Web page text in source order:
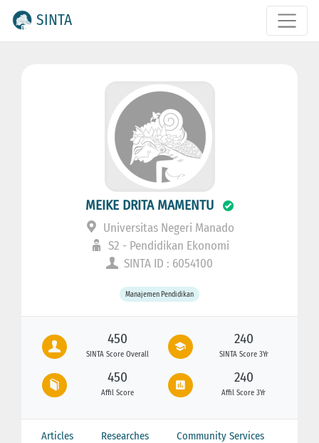
SINTA
MEIKE DRITA MAMENTU
Universitas Negeri Manado
S2 - Pendidikan Ekonomi
SINTA ID : 6054100
Manajemen Pendidikan
450
SINTA Score Overall
240
SINTA Score 3Yr
450
Affil Score
240
Affil Score 3Yr
Articles Researches Community Services